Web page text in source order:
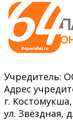
Учредитель:
Адрес
г. Костомукша,
ул. Звёздная,